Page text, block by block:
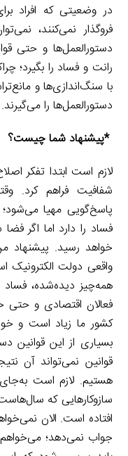
در وضعیتی که افراد
فروگذار نمی‌کنند،
دستورالعمل‌ها و حتی
رانت و فساد را بگیرد؛
با سنگ‌اندازی‌ها و
دستورالعمل‌ها را می‌گیرند.
*پیشنهاد شما چیست؟
لازم است ابتدا تفکر
شفافیت فراهم کرد.
پاسخ‌گویی مهیا
فساد را دارد اما اگر
خواهد رسید. پیشنهاد
واقعی دولت الکترونیک
همه‌چیز دیده‌شده،
فعالان اقتصادی و حتی
کشور ما زیاد است و
بسیاری از این قوانین
قوانین نمی‌تواند آن
هستیم. لازم است به‌جای
سازوکارهایی که
افتاده است. الان
جواب نمی‌دهد؛ می‌خواهم